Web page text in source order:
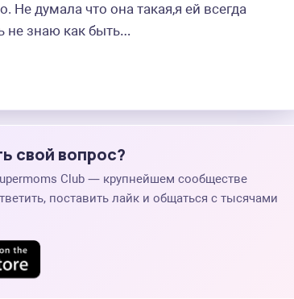
Не думала что она такая,я ей всегда
не знаю как быть…
свой вопрос?
Club — крупнейшем сообществе
поставить лайк и общаться с тысячами